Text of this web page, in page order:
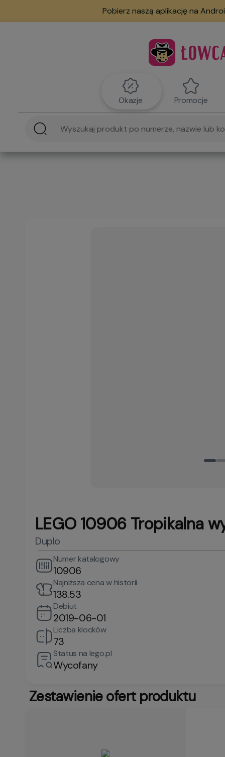
Pobierz naszą aplikację na
Okazje Promocje
LEGO 10906 Tropikalna
Duplo
Numer katalogowy
10906
Najniższa cena w historii
138.53
Debiut
2019-06-01
Liczba klocków
73
Status na lego.pl
Wycofany
Zestawienie ofert produktu